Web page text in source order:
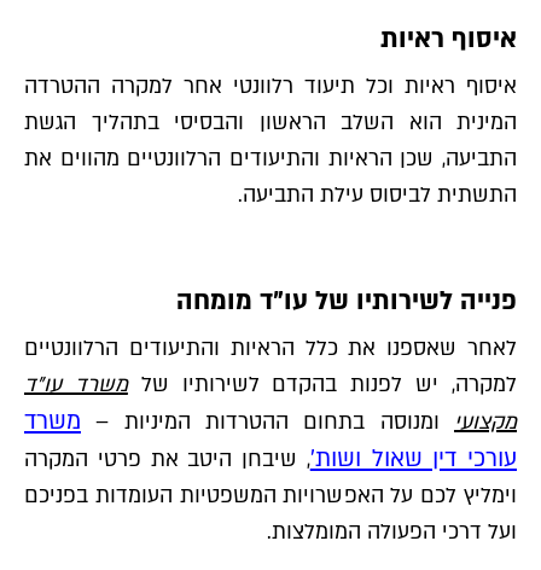
איסוף ראיות
איסוף ראיות וכל תיעוד רלוונטי אחר למקרה ההטרדה
המינית הוא השלב הראשון והבסיסי בתהליך הגשת
התביעה, שכן הראיות והתיעודים הרלוונטיים מהווים את
התשתית לביסוס עילת התביעה.
פנייה לשירותיו של עו"ד מומחה
לאחר שאספנו את כלל הראיות והתיעודים הרלוונטיים
למקרה, יש לפנות בהקדם לשירותיו שלמשרד עו"ד
מקצועי ומנוסה בתחום ההטרדות המיניות – משרד
עורכי דין שאול ושות', שיבחן היטב את פרטי המקרה
וימליץ לכם על האפשרויות המשפטיות העומדות בפניכם
ועל דרכי הפעולה המומלצות.